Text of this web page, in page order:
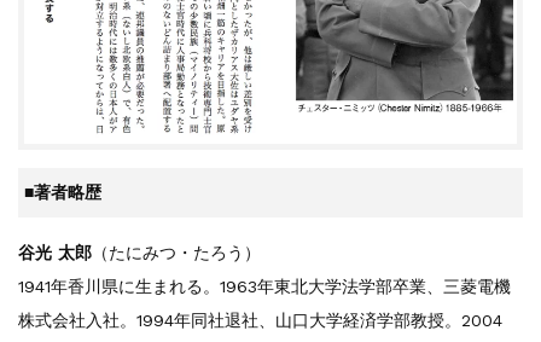
■著者略歴
谷光 太郎（たにみつ・たろう）
1941年香川県に生まれる。1963年東北大学法学部卒業、三菱電機
株式会社入社。1994年同社退社、山口大学経済学部教授。2004